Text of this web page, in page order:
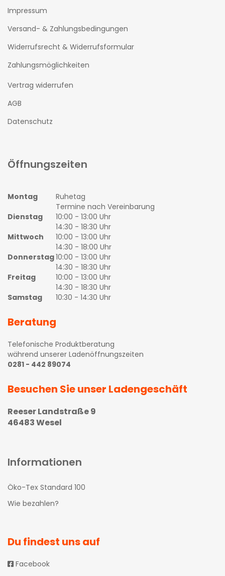
Impressum
Versand- & Zahlungsbedingungen
Widerrufsrecht & Widerrufsformular
Zahlungsmöglichkeiten
Vertrag widerrufen
AGB
Datenschutz
Öffnungszeiten
Montag
Ruhetag
Termine nach Vereinbarung
Dienstag
10:00 - 13:00 Uhr
14:30 - 18:30 Uhr
Mittwoch
10:00 - 13:00 Uhr
14:30 - 18:00 Uhr
Donnerstag10:00 - 13:00 Uhr
14:30 - 18:30 Uhr
Freitag
10:00 - 13:00 Uhr
14:30 - 18:30 Uhr
Samstag
10:30 - 14:30 Uhr
Beratung
Telefonische Produktberatung
während unserer Ladenöffnungszeiten
0281 - 442 89074
Besuchen Sie unser Ladengeschäft
Reeser Landstraße 9
46483 Wesel
Informationen
Öko-Tex Standard 100
Wie bezahlen?
Du findest uns auf
Facebook